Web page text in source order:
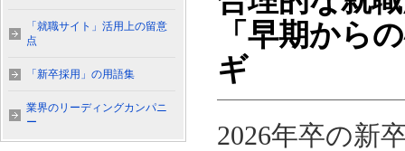
「早期から
ギ
2026年卒の新
「就職サイト」活用上の留意
点
「新卒採用」の用語集
業界のリーディングカンパニ
ー